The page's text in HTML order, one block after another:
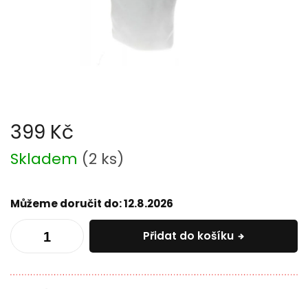
399 Kč
Měrná
cena:
Skladem (2 ks)
Můžeme doručit do:12.8.2026
Přidat do košíku